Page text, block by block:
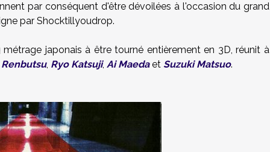
par conséquent d'être dévoilées à l'occasion du grand
par Shocktillyoudrop.
japonais à être tourné entièrement en 3D, réunit à
, Ryo Katsuji, Ai Maedaet Suzuki Matsuo.